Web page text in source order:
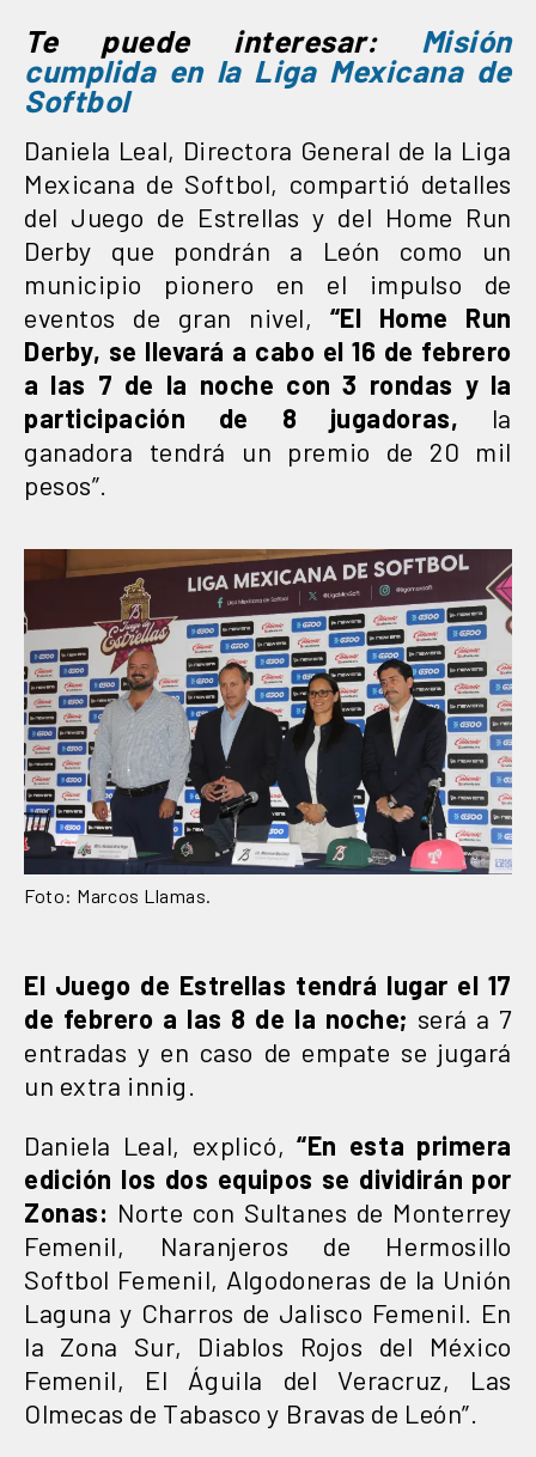
Te puede interesar: Misión
cumplida en la Liga Mexicana de
Softbol
Daniela Leal, Directora General de la Liga
Mexicana de Softbol, compartió detalles
del Juego de Estrellas y del Home Run
Derby que pondrán a León como un
municipio pionero en el impulso de
eventos de gran nivel, “El Home Run
Derby, se llevará a cabo el 16 de febrero
a las 7 de la noche con 3 rondas y la
participación de 8 jugadoras, la
ganadora tendrá un premio de 20 mil
pesos”.
Foto: Marcos Llamas.
El Juego de Estrellas tendrá lugar el 17
de febrero a las 8 de la noche; será a 7
entradas y en caso de empate se jugará
un extra innig.
Daniela Leal, explicó,“En esta primera
edición los dos equipos se dividirán por
Zonas: Norte con Sultanes de Monterrey
Femenil, Naranjeros de Hermosillo
Softbol Femenil, Algodoneras de la Unión
Laguna y Charros de Jalisco Femenil. En
la Zona Sur, Diablos Rojos del México
Femenil, El Águila del Veracruz, Las
Olmecas de Tabasco y Bravas de León”.